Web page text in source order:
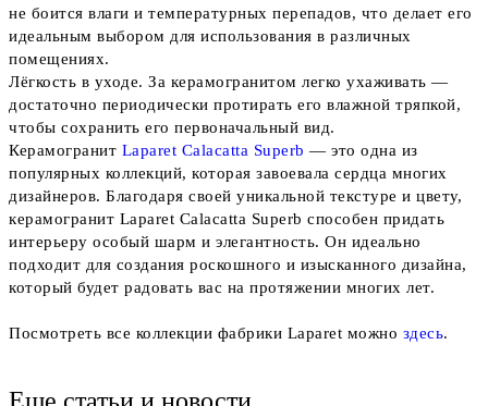
не боится влаги и температурных перепадов, что делает его
идеальным выбором для использования в различных
помещениях.
Лёгкость в уходе. За керамогранитом легко ухаживать —
достаточно периодически протирать его влажной тряпкой,
чтобы сохранить его первоначальный вид.
Керамогранит Laparet Calacatta Superb — это одна из
популярных коллекций, которая завоевала сердца многих
дизайнеров. Благодаря своей уникальной текстуре и цвету,
керамогранит Laparet Calacatta Superb способен придать
интерьеру особый шарм и элегантность. Он идеально
подходит для создания роскошного и изысканного дизайна,
который будет радовать вас на протяжении многих лет.
Посмотреть все коллекции фабрики Laparet можно здесь.
Еще статьи и новости